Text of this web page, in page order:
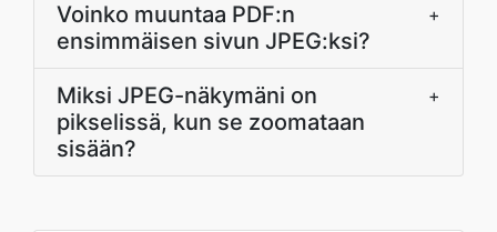
Voinko muuntaa PDF:n
ensimmäisen sivun JPEG:ksi?
+
Miksi JPEG-näkymäni on
pikselissä, kun se zoomataan
sisään?
+